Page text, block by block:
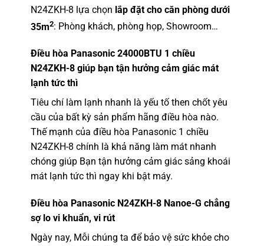
N24ZKH-8 lựa chọn lắp đặt cho căn phòng dưới
35m2: Phòng khách, phòng họp, Showroom…
Điều hòa Panasonic24000BTU 1 chiều
N24ZKH-8 giúp bạn tận hưởng cảm giác mát
lạnh tức thì
Tiêu chí làm lạnh nhanh là yếu tố then chốt yêu
cầu của bất kỳ sản phẩm hãng điều hòa nào.
Thế mạnh của điều hòa Panasonic 1 chiều
N24ZKH-8 chính là khả năng làm mát nhanh
chóng giúp Bạn tận hưởng cảm giác sảng khoái
mát lạnh tức thì ngay khi bật máy.
Điều hòa Panasonic N24ZKH-8 Nanoe-G chẳng
sợ lo vi khuẩn, vi rút
Ngày nay, Mỗi chúng ta để bảo vệ sức khỏe cho